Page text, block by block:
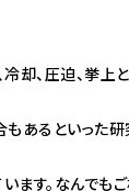
、圧迫、挙上
あるといった研
す。なんでもご